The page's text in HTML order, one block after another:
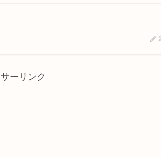
ーリンク